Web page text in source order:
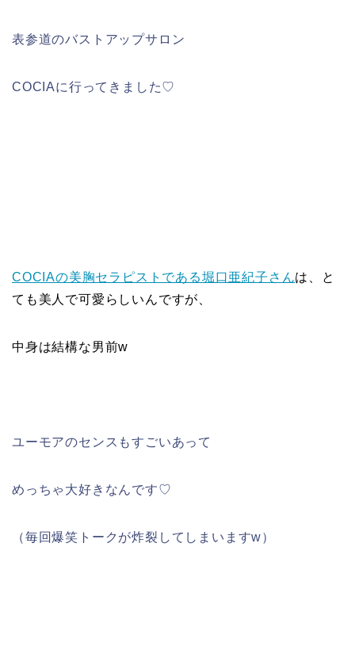
表参道のバストアップサロン
COCIAに行ってきました♡
COCIAの美胸セラピストである堀口亜紀子さんは、と
ても美人で可愛らしいんですが、
中身は結構な男前w
ユーモアのセンスもすごいあって
めっちゃ大好きなんです♡
（毎回爆笑トークが炸裂してしまいますw）